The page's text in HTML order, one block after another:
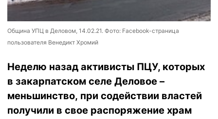
Община УПЦ в Деловом, 14.02.21. Фото: Facebook-страница
пользователя Венедикт Хромий
Неделю назад активисты ПЦУ, которых
в закарпатском селе Деловое –
меньшинство, при содействии властей
получили в свое распоряжение храм